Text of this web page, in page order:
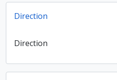
Direction
Direction